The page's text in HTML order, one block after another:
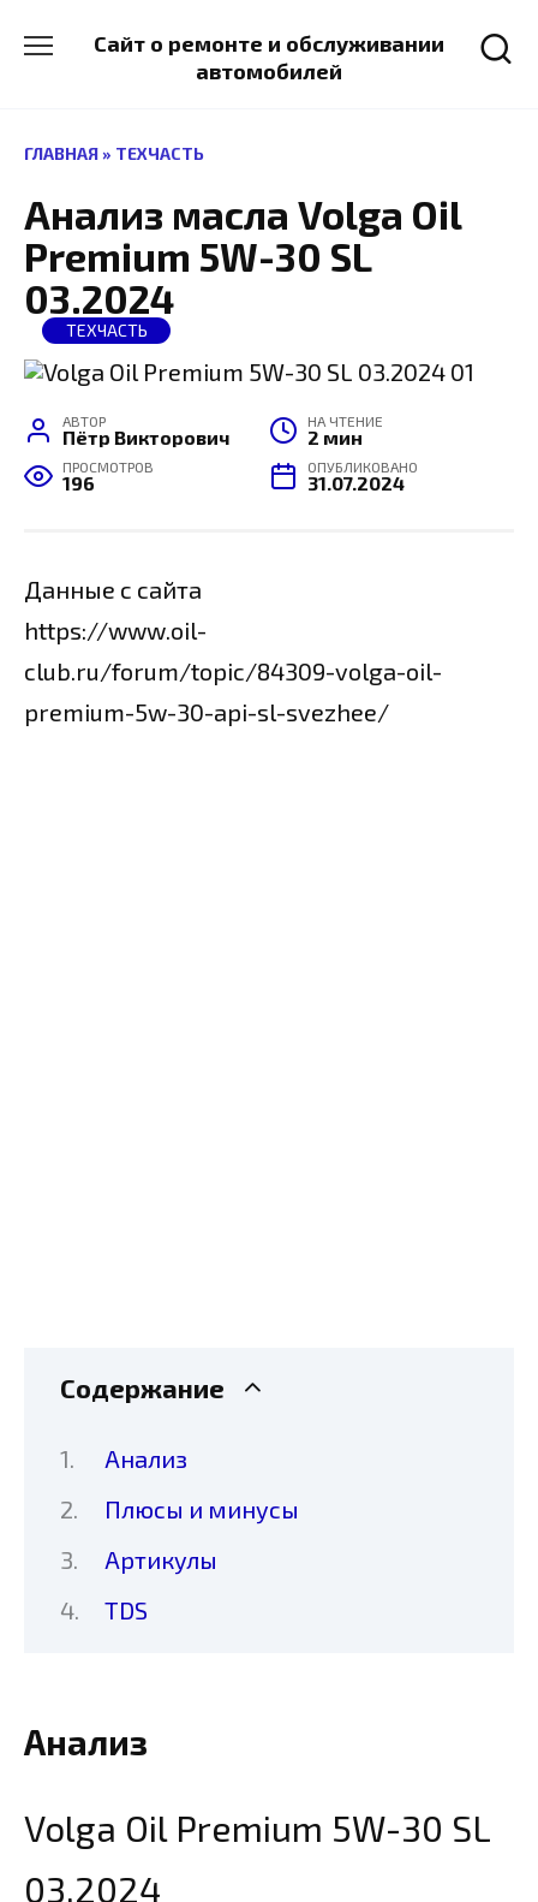
содержанию
Сайт о ремонте и обслуживании
автомобилей
ГЛАВНАЯ » ТЕХЧАСТЬ
Анализ масла Volga Oil
Premium 5W-30 SL
03.2024
ТЕХЧАСТЬ
АВТОР
Пётр Викторович
НА ЧТЕНИЕ
2 мин
ПРОСМОТРОВ
196
ОПУБЛИКОВАНО
31.07.2024
Данные с сайта
https://www.oil-
club.ru/forum/topic/84309-volga-oil-
premium-5w-30-api-sl-svezhee/
Содержание
Анализ
Плюсы и минусы
Артикулы
TDS
Анализ
Volga Oil Premium 5W-30 SL
03.2024